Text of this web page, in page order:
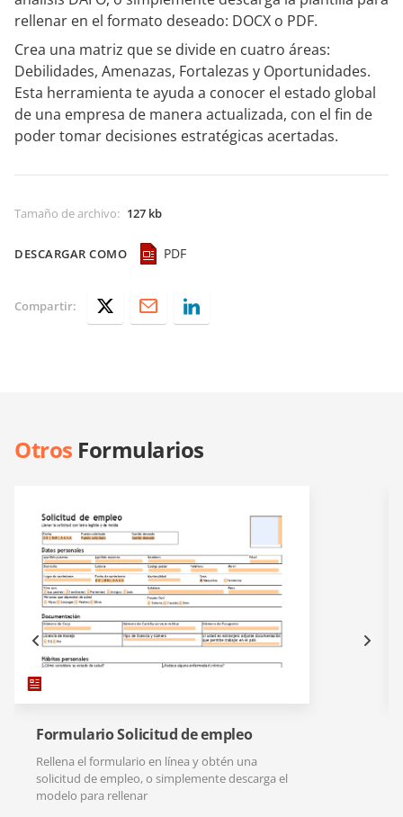
rellenar en el formato deseado: DOCX o PDF.
Crea una matriz que se divide en cuatro áreas:
Debilidades, Amenazas, Fortalezas y Oportunidades.
Esta herramienta te ayuda a conocer el estado global
de una empresa de manera actualizada, con el fin de
poder tomar decisiones estratégicas acertadas.
Tamaño de archivo: 127 kb
DESCARGAR COMO PDF
Compartir:
Otros Formularios
Formulario Solicitud de empleo
Rellena el formulario en línea y obtén una
solicitud de empleo, o simplemente descarga el
modelo para rellenar